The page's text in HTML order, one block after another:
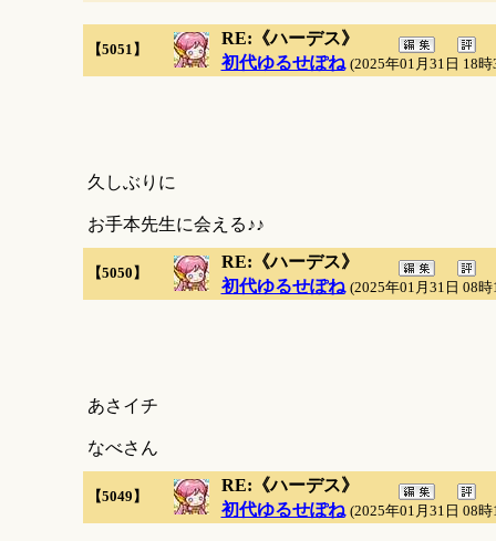
【5051】
RE:《ハーデス》
初代ゆるせぽね (2025年01月31日 18時
久しぶりに
お手本先生に会える♪♪
【5050】
RE:《ハーデス》
初代ゆるせぽね (2025年01月31日 08時
あさイチ
なべさん
【5049】
RE:《ハーデス》
初代ゆるせぽね (2025年01月31日 08時